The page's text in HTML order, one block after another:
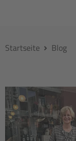
Startseite Blog